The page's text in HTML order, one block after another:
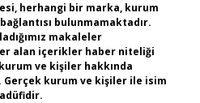
herhangi bir marka, kurum
bulunmamaktadır.
makaleler
alan içerikler haber niteliği
ve kişiler hakkında
Gerçek kurum ve kişiler ile isim